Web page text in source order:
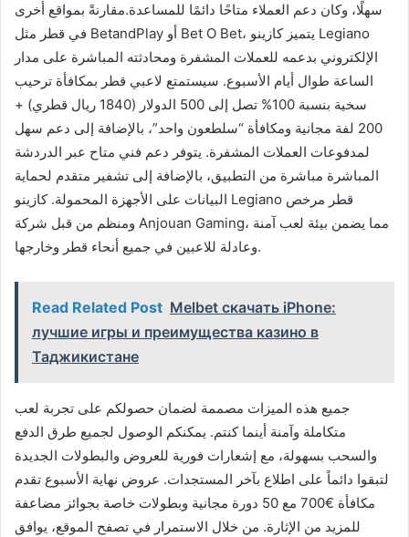
سهلًا، وكان دعم العملاء متاحًا دائمًا للمساعدة.مقارنةً بمواقع أخرى
في قطر مثل BetandPlay أو Bet O Bet، يتميز كازينو Legiano
الإلكتروني بدعمه للعملات المشفرة ومحادثته المباشرة على مدار
الساعة طوال أيام الأسبوع. سيستمتع لاعبي قطر بمكافأة ترحيب
سخية بنسبة 100% تصل إلى 500 الدولار (1840 ريال قطري) +
200 لفة مجانية ومكافأة “سلطعون واحد”، بالإضافة إلى دعم سهل
لمدفوعات العملات المشفرة. يتوفر دعم فني متاح عبر الدردشة
المباشرة مباشرة من التطبيق، بالإضافة إلى تشفير متقدم لحماية
البيانات على الأجهزة المحمولة. كازينو Legiano قطر مرخص
ومنظم من قبل شركة Anjouan Gaming، مما يضمن بيئة لعب آمنة
وعادلة للاعبين في جميع أنحاء قطر وخارجها.
Read Related Post Melbet скачать iPhone:
лучшие игры и преимущества казино в
Таджикистане
جميع هذه الميزات مصممة لضمان حصولكم على تجربة لعب
متكاملة وآمنة أينما كنتم. يمكنكم الوصول لجميع طرق الدفع
والسحب بسهولة، مع إشعارات فورية للعروض والبطولات الجديدة
لتبقوا دائماً على اطلاع بآخر المستجدات. عروض نهاية الأسبوع تقدم
مكافأة €700 مع 50 دورة مجانية وبطولات خاصة بجوائز مضاعفة
للمزيد من الإثارة. من خلال الاستمرار في تصفح الموقع، يوافق